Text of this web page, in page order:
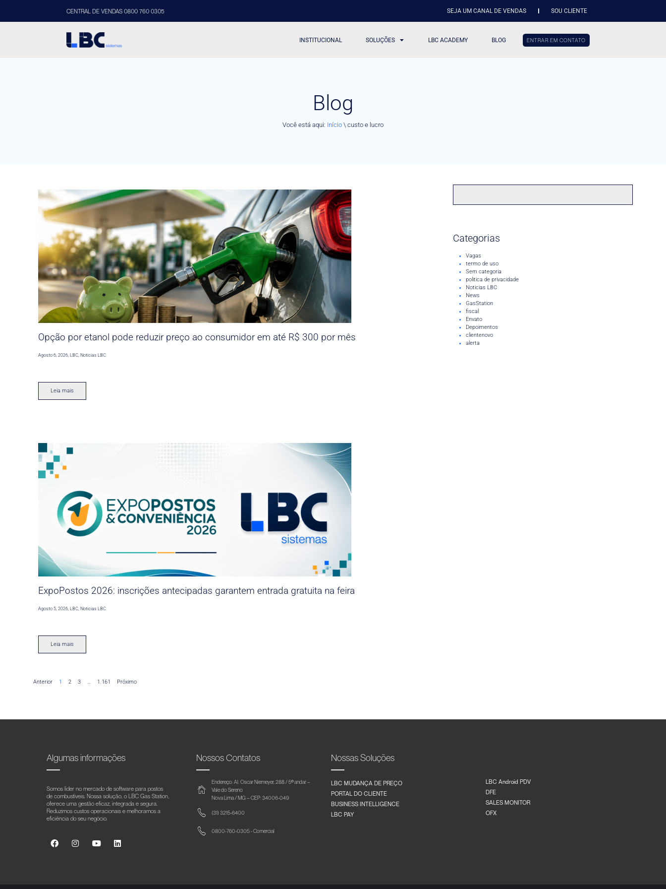
CENTRAL DE VENDAS 0800 760 0305 SEJA UM CANAL DE VENDAS SOU CLIENTE
INSTITUCIONAL SOLUÇÕES LBC ACADEMY BLOG ENTRAR EM CONTATO
Blog
Você está aqui: Início \ custo e lucro
Opção por etanol pode reduzir preço ao consumidor em até R$ 300 por mês
Agosto 6, 2026,LBC,Noticias LBC
Leia mais
ExpoPostos 2026: inscrições antecipadas garantem entrada gratuita na feira
Agosto 5, 2026 ,LBC Noticias LBC
Leia mais
Anterior 1 2 3 … 1.161 Próximo
Categorias
Vagas
termo de uso
Sem categoria
politica de privacidade
Noticias LBC
News
GasStation
fiscal
Envato
Depoimentos
clientenovo
alerta
Algumas informações
Somos líder no mercado de software para postos
de combustíveis. Nossa solução, o LBC Gas Station,
oferece uma gestão eficaz, integrada e segura.
Reduzimos custos operacionais e melhoramos a
eficiência do seu negócio.
Nossos Contatos
Endereço: Al. Oscar Niemeyer, 288 / 5º andar –
Vale do Sereno
Nova Lima / MG – CEP: 34006-049
(31) 3215-6400
0800-760-0305 - Comercial
Nossas Soluções
LBC MUDANÇA DE PREÇO
PORTAL DO CLIENTE
BUSINESS INTELLIGENCE
LBC PAY
LBC Android PDV
DFE
SALES MONITOR
OFX